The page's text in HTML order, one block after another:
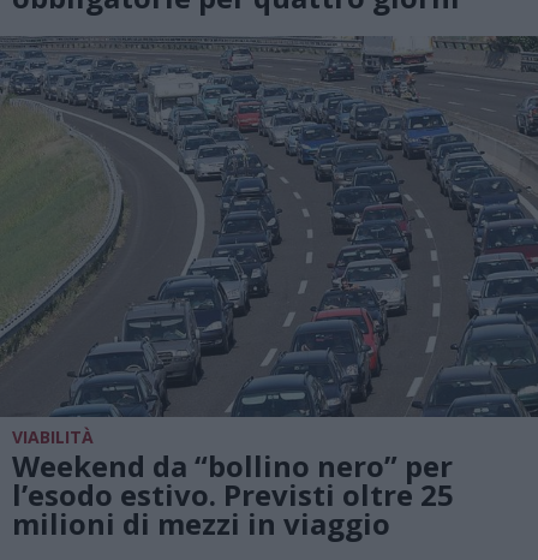
VIABILITÀ
Weekend da “bollino nero” per
l’esodo estivo. Previsti oltre 25
milioni di mezzi in viaggio